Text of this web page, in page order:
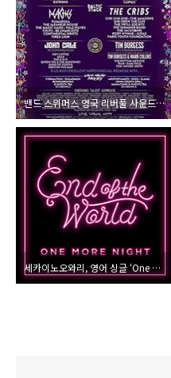
밴드 스위머스 영국 리버풀 사운드 시티 페스티벌 참가
세카이노오와리, 영어 싱글 ‘One More Night’ 전세계 동시 발매